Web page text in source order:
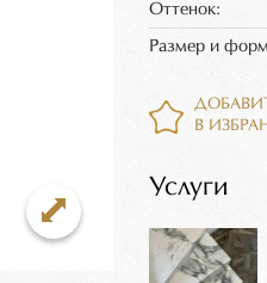
Оттенок:
Размер и
В
Услуги